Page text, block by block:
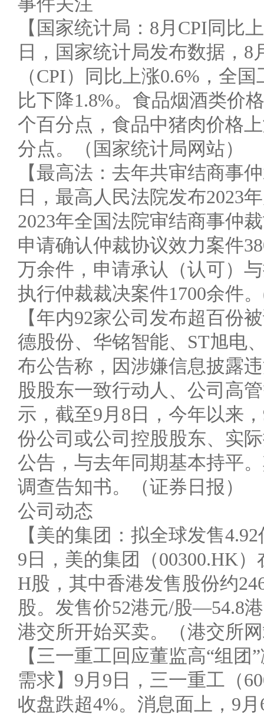
【国家统计局：8月CPI同比
日，国家统计局发布数据，
（CPI）同比上涨0.6%，全
比下降1.8%。食品烟酒类价
个百分点，食品中猪肉价格
分点。（国家统计局网站）
【最高法：去年共审结商事
日，最高人民法院发布2023
2023年全国法院审结商事仲
申请确认仲裁协议效力案件
万余件，申请承认（认可）
执行仲裁裁决案件1700余件
【年内92家公司发布超百份
德股份、华铭智能、ST旭电
布公告称，因涉嫌信息披露
股股东一致行动人、公司高
示，截至9月8日，今年以来
份公司或公司控股股东、实
公告，与去年同期基本持平
调查告知书。（证券日报）
公司动态
【美的集团：拟全球发售
9日，美的集团（00300.HK
H股，其中香港发售股份约
股。发售价52港元/股—54.8
港交所开始买卖。（港交所
【三一重工回应董监高“组
需求】9月9日，三一重工（
收盘跌超4%。消息面上，9